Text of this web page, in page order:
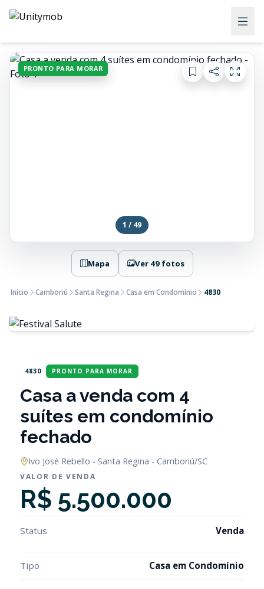
PRONTO PARA MORAR
1 / 49
Mapa Ver 49 fotos
Início Camboriú Santa Regina Casa em Condomínio 4830
4830 PRONTO PARA MORAR
Casa a venda com 4
suítes em condomínio
fechado
Ivo José Rebello - Santa Regina - Camboriú/SC
VALOR DE VENDA
R$ 5.500.000
Status Venda
Tipo Casa em Condomínio